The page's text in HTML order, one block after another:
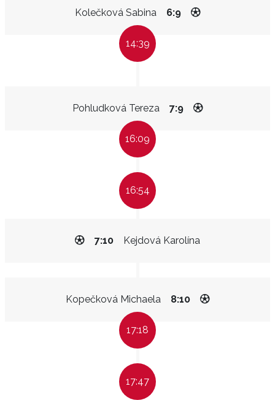
Kolečková Sabina 6:9
14:39
Pohludková Tereza 7:9
16:09
16:54
Kejdová Karolína
7:10
Kopečková Michaela 8:10
17:18
17:47